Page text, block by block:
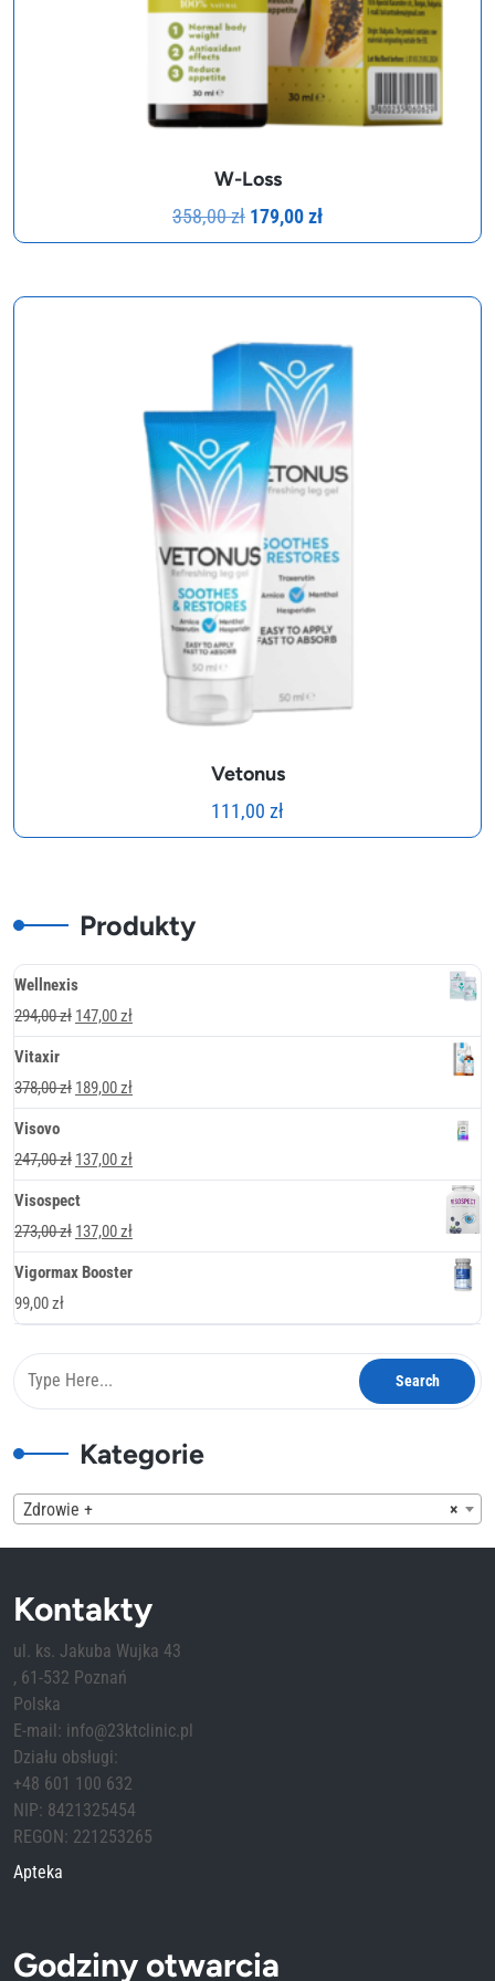
W-Loss
358,00zł Pierwotna
cena
358,00 zł.
179,00złAktualna
cena
179,00 zł.
Vetonus
111,00 zł
Produkty
Wellnexis
294,00zł Pierwotna
wynosiła:
294,00 zł.
147,00złAktualna
147,00 zł.
Vitaxir
378,00zł Pierwotna
wynosiła:
378,00 zł.
189,00złAktualna
189,00 zł.
Visovo
247,00zł Pierwotna
wynosiła:
247,00 zł.
137,00złAktualna
137,00 zł.
Visospect
273,00zł Pierwotna
cena
273,00 zł.
137,00złAktualna
137,00 zł.
Vigormax Booster
99,00zł
Kategorie
×
Zdrowie +
Kontakty
ul. ks. Jakuba Wujka 43
, 61-532 Poznań
Polska
E-mail: info@23ktclinic.pl
Działu obsługi:
+48 601 100 632
NIP: 8421325454
REGON: 221253265
Apteka
Godziny otwarcia